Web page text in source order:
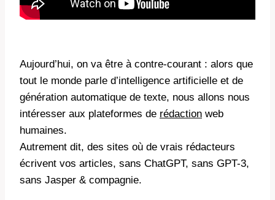
Aujourd’hui, on va être à contre-courant : alors que
tout le monde parle d’intelligence artificielle et de
génération automatique de texte, nous allons nous
intéresser aux plateformes de rédaction web
humaines.
Autrement dit, des sites où de vrais rédacteurs
écrivent vos articles, sans ChatGPT, sans GPT-3,
sans Jasper & compagnie.